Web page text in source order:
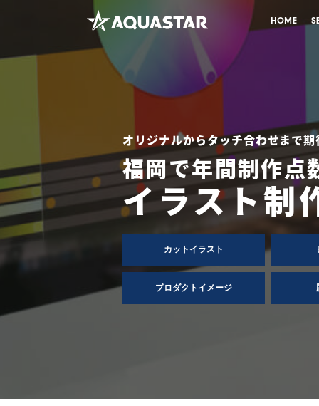
HOME
オリジナルからタッチ合わせまで期
福岡で年間制作点
イラスト制
カット イラスト
プロダクト イメージ